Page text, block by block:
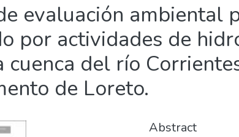
evaluación ambiental
por actividades de
cuenca del río
de Loreto.
Abstract